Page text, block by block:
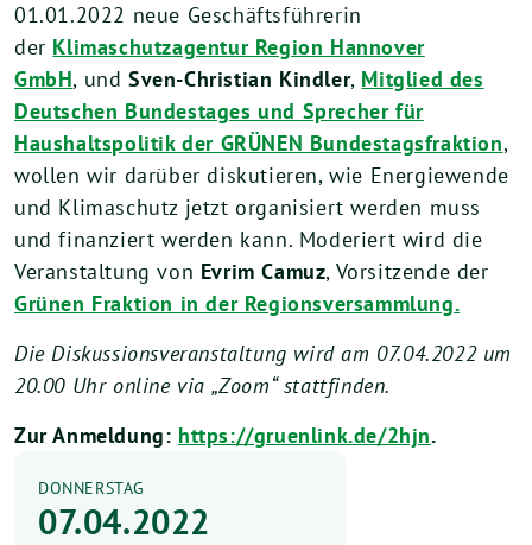
01.01.2022 neue Geschäftsführerin
der Klimaschutzagentur Region Hannover
GmbH, undSven-Christian Kindler, Mitglied des
Deutschen Bundestages und Sprecher für
Haushaltspolitik der GRÜNEN Bundestagsfraktion,
wollen wir darüber diskutieren, wie Energiewende
und Klimaschutz jetzt organisiert werden muss
und finanziert werden kann. Moderiert wird die
Veranstaltung von Evrim Camuz, Vorsitzende der
Grünen Fraktion in der Regionsversammlung.
Die Diskussionsveranstaltung wird am 07.04.2022 um
20.00 Uhr online via „Zoom“ stattfinden.
Zur Anmeldung: https://gruenlink.de/2hjn.
DONNERSTAG
07.04.2022